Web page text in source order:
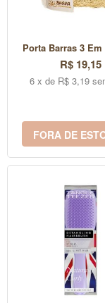
Porta Barras 3 Em
R$ 19,15
6 x de R$ 3,19
FORA DE